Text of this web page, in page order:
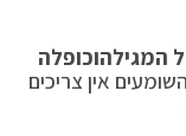
המגילהוכופלה
אין צריכים